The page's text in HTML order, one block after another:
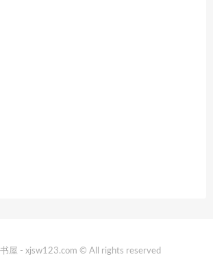
屋 - xjsw123.com © All rights reserved